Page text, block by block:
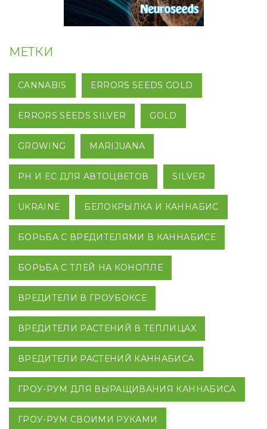
МЕТКИ
CANNABIS ERRORS SEEDS GOLD
ERRORS SEEDS SILVER GOLD
GROWING MARIJUANA
PH И EC ДЛЯ АВТОЦВЕТОВ SILVER
UKRAINE БЕЛОКРЫЛКА И КАННАБИС
БОРЬБА С ВРЕДИТЕЛЯМИ В КАННАБИСЕ
БОРЬБА С ТЛЕЙ НА КОНОПЛЕ
ВРЕДИТЕЛИ В ГРОУБОКСЕ
ВРЕДИТЕЛИ РАСТЕНИЙ В ТЕПЛИЦАХ
ВРЕДИТЕЛИ РАСТЕНИЙ КАННАБИСА
ГРОУ-РУМ ДЛЯ ВЫРАЩИВАНИЯ КАННАБИСА
ГРОУ-РУМ СВОИМИ РУКАМИ